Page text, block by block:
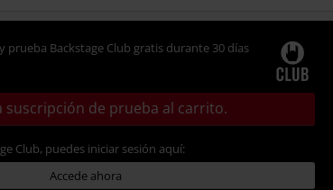
prueba Backstage Club gratis durante 30 días
suscripción de prueba al carrito.
Club, puedes iniciar sesión aquí:
Accede ahora